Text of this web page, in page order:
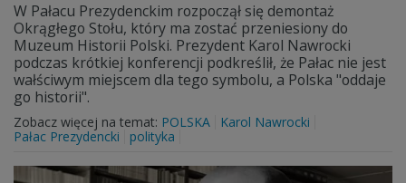
W Pałacu Prezydenckim rozpoczął się demontaż
Okrągłego Stołu, który ma zostać przeniesiony do
Muzeum Historii Polski. Prezydent Karol Nawrocki
podczas krótkiej konferencji podkreślił, że Pałac nie jest
wałściwym miejscem dla tego symbolu, a Polska "oddaje
go historii".
Zobacz więcej na temat: POLSKA
Karol Nawrocki
Pałac Prezydencki
polityka